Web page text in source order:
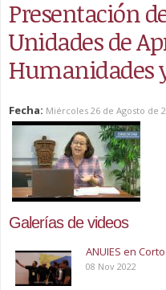
Presentación
Unidades de
Humanidades
Fecha: Miércoles 26 de Agosto de
Galerías de videos
ANUIES en
08 Nov 2022